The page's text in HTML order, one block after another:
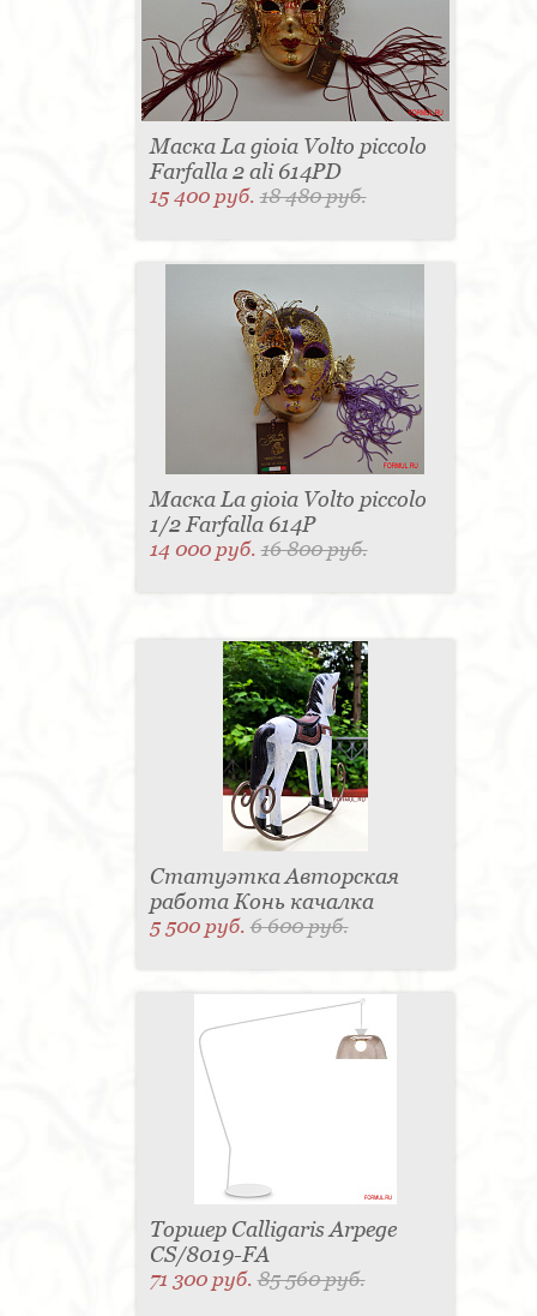
Маска La gioia Volto piccolo
Farfalla 2 ali 614PD
15 400 руб.18 480 руб.
Маска La gioia Volto piccolo
1/2 Farfalla 614P
14 000 руб.16 800 руб.
Статуэтка Авторская
работа Конь качалка
5 500 руб.6 600 руб.
Торшер Calligaris Arpege
CS/8019-FA
71 300 руб.85 560 руб.